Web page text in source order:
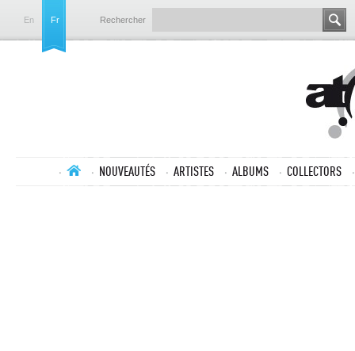
En Fr Rechercher
NOUVEAUTÉS ARTISTES ALBUMS COLLECTORS